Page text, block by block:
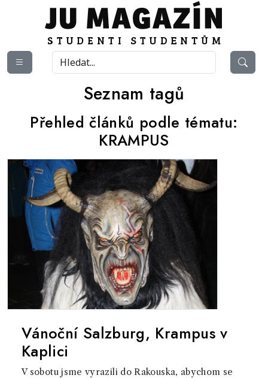
Seznam tagů
Přehled článků podle tématu:
KRAMPUS
Vánoční Salzburg, Krampus v
Kaplici
V sobotu jsme vyrazili do Rakouska, abychom se